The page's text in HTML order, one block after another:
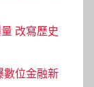
改寫歷史
數位金融新